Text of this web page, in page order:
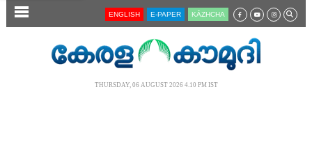
SECTIONS ENGLISH E-PAPER KĀZHCHA
THURSDAY, 06 AUGUST 2026 4.10 PM IST